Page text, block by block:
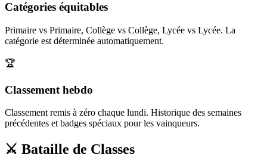
Catégories équitables
Primaire vs Primaire, Collège vs Collège, Lycée vs Lycée. La
catégorie est déterminée automatiquement.
🏆
Classement hebdo
Classement remis à zéro chaque lundi. Historique des semaines
précédentes et badges spéciaux pour les vainqueurs.
⚔️ Bataille de Classes